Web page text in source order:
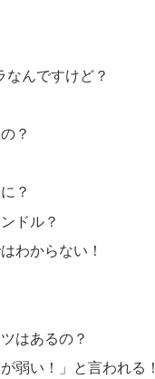
んですけど？
？
？
ドル？
わからない！
はあるの？
弱い！」と言われる！